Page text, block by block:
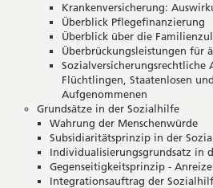
Krankenversicherung:
Überblick Pflegefinanzierung
Überblick über die
Überbrückungsleistungen für
Sozialversicherungsrechtliche
Flüchtlingen, Staatenlosen
Aufgenommenen
Grundsätze in der Sozialhilfe
Wahrung der Menschenwürde
Subsidiaritätsprinzip in der
Individualisierungsgrundsatz in
Gegenseitigkeitsprinzip -
Integrationsauftrag der